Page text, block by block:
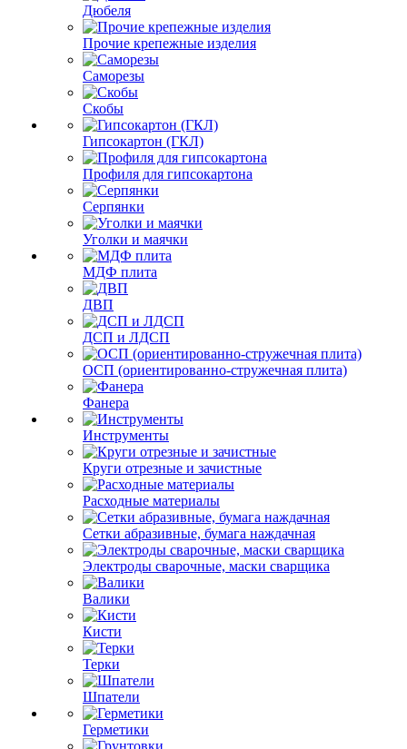
Дюбеля
Прочие крепежные изделия
Саморезы
Скобы
Гипсокартон (ГКЛ)
Профиля для гипсокартона
Серпянки
Уголки и маячки
МДФ плита
ДВП
ДСП и ЛДСП
ОСП (ориентированно-стружечная плита)
Фанера
Инструменты
Круги отрезные и зачистные
Расходные материалы
Сетки абразивные, бумага наждачная
Электроды сварочные, маски сварщика
Валики
Кисти
Терки
Шпатели
Герметики